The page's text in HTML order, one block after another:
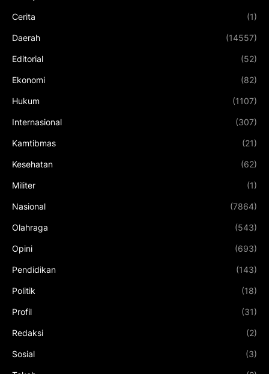
Cerita (1)
Daerah (14557)
Editorial (52)
Ekonomi (82)
Hukum (1107)
Internasional (307)
Kamtibmas (21)
Kesehatan (62)
Militer (1)
Nasional (7864)
Olahraga (543)
Opini (693)
Pendidikan (143)
Politik (18)
Profil (31)
Redaksi (2)
Sosial (3)